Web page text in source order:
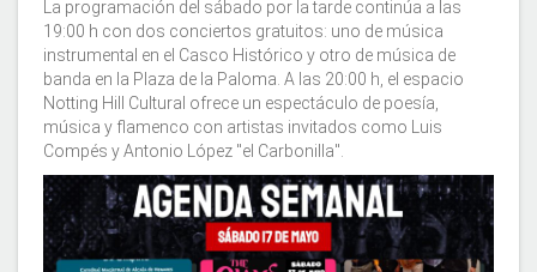
La programación del sábado por la tarde continúa a las
19:00 h con dos conciertos gratuitos: uno de música
instrumental en el Casco Histórico y otro de música de
banda en la Plaza de la Paloma. A las 20:00 h, el espacio
Notting Hill Cultural ofrece un espectáculo de poesía,
música y flamenco con artistas invitados como Luis
Compés y Antonio López "el Carbonilla".